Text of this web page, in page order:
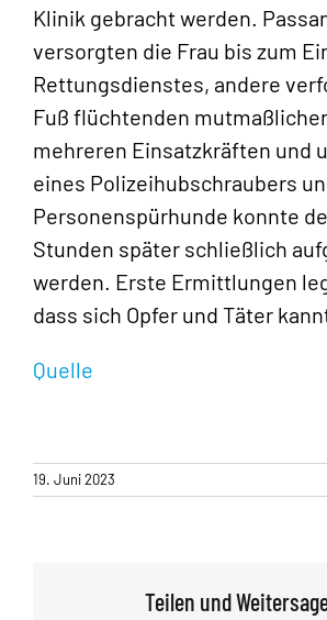
Klinik gebracht werden.
versorgten die Frau bis zum
Rettungsdienstes, andere
Fuß flüchtenden
mehreren Einsatzkräften und
eines Polizeihubschraubers
Personenspürhunde konnte
Stunden später schließlich
werden. Erste Ermittlungen
dass sich Opfer und Täter
Quelle
19. Juni 2023
Teilen und